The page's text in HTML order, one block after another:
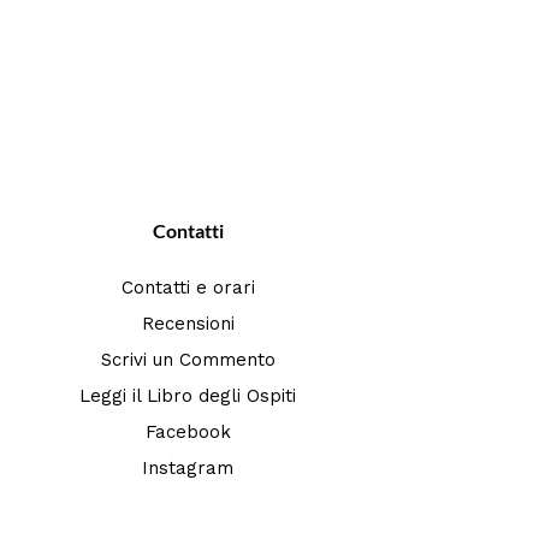
Contatti
Contatti e orari
Recensioni
Scrivi un Commento
Leggi il Libro degli Ospiti
Facebook
Instagram